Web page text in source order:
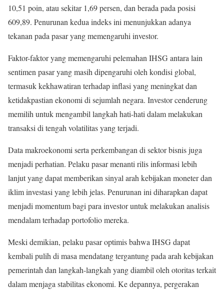
10,51 poin, atau sekitar 1,69 persen, dan berada pada posisi
609,89. Penurunan kedua indeks ini menunjukkan adanya
tekanan pada pasar yang memengaruhi investor.
Faktor-faktor yang memengaruhi pelemahan IHSG antara lain
sentimen pasar yang masih dipengaruhi oleh kondisi global,
termasuk kekhawatiran terhadap inflasi yang meningkat dan
ketidakpastian ekonomi di sejumlah negara. Investor cenderung
memilih untuk mengambil langkah hati-hati dalam melakukan
transaksi di tengah volatilitas yang terjadi.
Data makroekonomi serta perkembangan di sektor bisnis juga
menjadi perhatian. Pelaku pasar menanti rilis informasi lebih
lanjut yang dapat memberikan sinyal arah kebijakan moneter dan
iklim investasi yang lebih jelas. Penurunan ini diharapkan dapat
menjadi momentum bagi para investor untuk melakukan analisis
mendalam terhadap portofolio mereka.
Meski demikian, pelaku pasar optimis bahwa IHSG dapat
kembali pulih di masa mendatang tergantung pada arah kebijakan
pemerintah dan langkah-langkah yang diambil oleh otoritas terkait
dalam menjaga stabilitas ekonomi. Ke depannya, pergerakan